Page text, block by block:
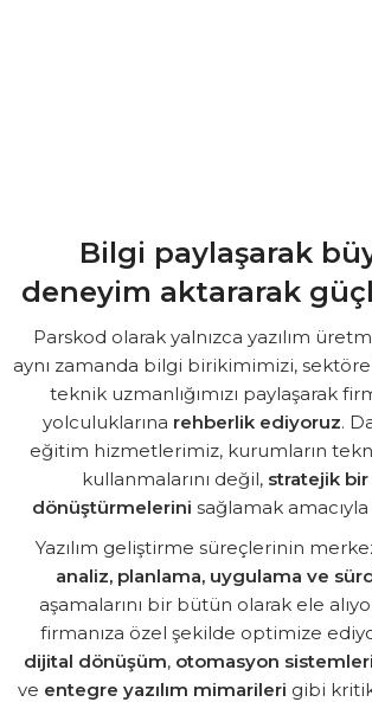
Bilgi paylaşarak
deneyim aktararak
Parskod olarak yalnızca yazılım
aynı zamanda bilgi birikimimizi,
teknik uzmanlığımızı paylaşarak
yolculuklarına rehberlik ediyoruz.
eğitim hizmetlerimiz, kurumların
kullanmalarını değil, stratejik
dönüştürmelerini sağlamak amacıyla
Yazılım geliştirme süreçlerinin
analiz, planlama, uygulama ve
aşamalarını bir bütün olarak ele
firmanıza özel şekilde optimize
dijital dönüşüm, otomasyon sistemleri
ve entegre yazılım mimarileri gibi